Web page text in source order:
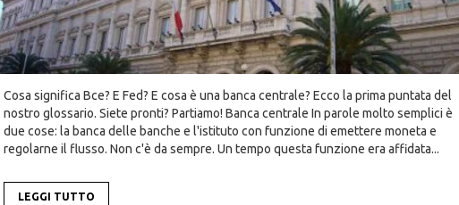
Cosa significa Bce? E Fed? E cosa è una banca centrale? Ecco la prima puntata del
nostro glossario. Siete pronti? Partiamo! Banca centrale In parole molto semplici è
due cose: la banca delle banche e l'istituto con funzione di emettere moneta e
regolarne il flusso. Non c'è da sempre. Un tempo questa funzione era affidata...
LEGGI TUTTO